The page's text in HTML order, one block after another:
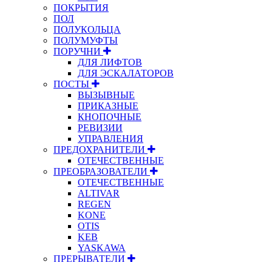
ПОКРЫТИЯ
ПОЛ
ПОЛУКОЛЬЦА
ПОЛУМУФТЫ
ПОРУЧНИ
ДЛЯ ЛИФТОВ
ДЛЯ ЭСКАЛАТОРОВ
ПОСТЫ
ВЫЗЫВНЫЕ
ПРИКАЗНЫЕ
КНОПОЧНЫЕ
РЕВИЗИИ
УПРАВЛЕНИЯ
ПРЕДОХРАНИТЕЛИ
ОТЕЧЕСТВЕННЫЕ
ПРЕОБРАЗОВАТЕЛИ
ОТЕЧЕСТВЕННЫЕ
ALTIVAR
REGEN
KONE
OTIS
KEB
YASKAWA
ПРЕРЫВАТЕЛИ